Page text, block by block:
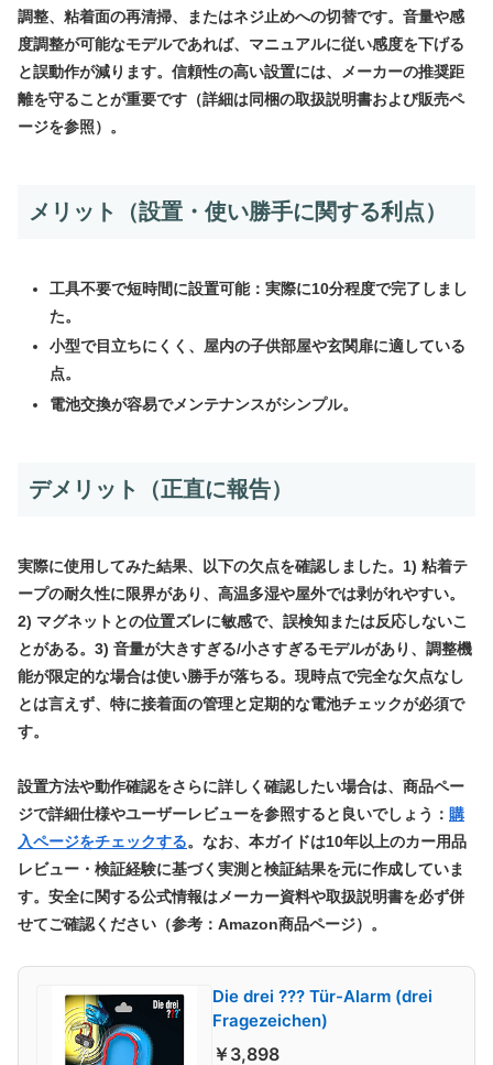
調整、粘着面の再清掃、またはネジ止めへの切替です。音量や感
度調整が可能なモデルであれば、マニュアルに従い感度を下げる
と誤動作が減ります。信頼性の高い設置には、メーカーの推奨距
離を守ることが重要です（詳細は同梱の取扱説明書および販売ペ
ージを参照）。
メリット（設置・使い勝手に関する利点）
工具不要で短時間に設置可能：実際に10分程度で完了しまし
た。
小型で目立ちにくく、屋内の子供部屋や玄関扉に適している
点。
電池交換が容易でメンテナンスがシンプル。
デメリット（正直に報告）
実際に使用してみた結果、以下の欠点を確認しました。1) 粘着テ
ープの耐久性に限界があり、高温多湿や屋外では剥がれやすい。
2) マグネットとの位置ズレに敏感で、誤検知または反応しないこ
とがある。3) 音量が大きすぎる/小さすぎるモデルがあり、調整機
能が限定的な場合は使い勝手が落ちる。現時点で完全な欠点なし
とは言えず、特に接着面の管理と定期的な電池チェックが必須で
す。
設置方法や動作確認をさらに詳しく確認したい場合は、商品ペー
ジで詳細仕様やユーザーレビューを参照すると良いでしょう： 購
入ページをチェックする。なお、本ガイドは10年以上のカー用品
レビュー・検証経験に基づく実測と検証結果を元に作成していま
す。安全に関する公式情報はメーカー資料や取扱説明書を必ず併
せてご確認ください（参考：Amazon商品ページ）。
Die drei ??? Tür-Alarm (drei
Fragezeichen)
￥3,898